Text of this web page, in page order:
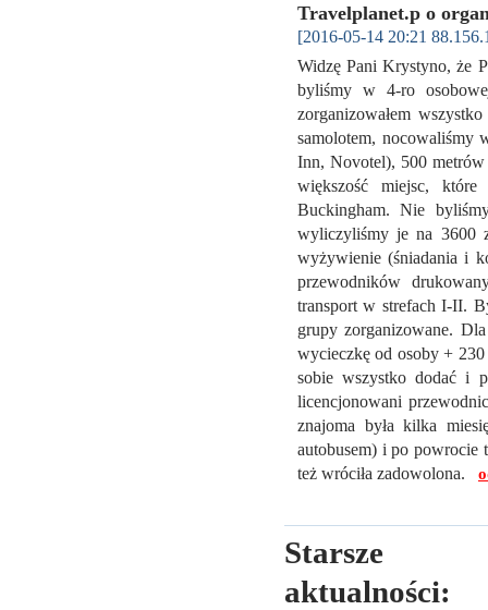
Travelplanet.p o
[2016-05-14 20:21
Widzę Pani Krystyno, że
byliśmy w 4-ro
zorganizowałem
samolotem, nocowaliśmy
Inn, Novotel), 500
większość miejsc,
Buckingham. Nie
wyliczyliśmy je na 3600
wyżywienie (śniadania i
przewodników
transport w strefach I-II.
grupy zorganizowane.
wycieczkę od osoby +
sobie wszystko dodać i
licencjonowani
znajoma była kilka
autobusem) i po powrocie
też wróciła zadowolona.
Starsze
aktualności: